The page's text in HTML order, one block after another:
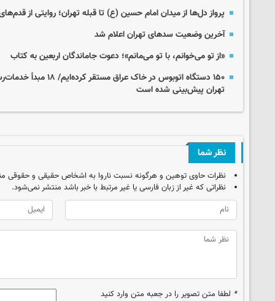
پرواز دل‌ها از میدان امام حسین (ع) تا قبله تهران؛ روایتی از
آخرین وضعیت سدهای تهران اعلام شد
«از تو می‌خوانم، با تو می‌مانم»؛ دعوت جاماندگان اربعین به کتاب
۱۵۰ دستگاه اتوبوس در
تهران پیش‌بینی شده است
نظر شما
نظرات حاوی توهین و هرگونه نسبت ناروا به اشخاص حقیقی و حقوقی
نظراتی که غیر از زبان فارسی یا غیر مرتبط با خبر باشد منتشر نمی‌شود.
* لطفا متن تصویر را در جعبه متن وارد کنید